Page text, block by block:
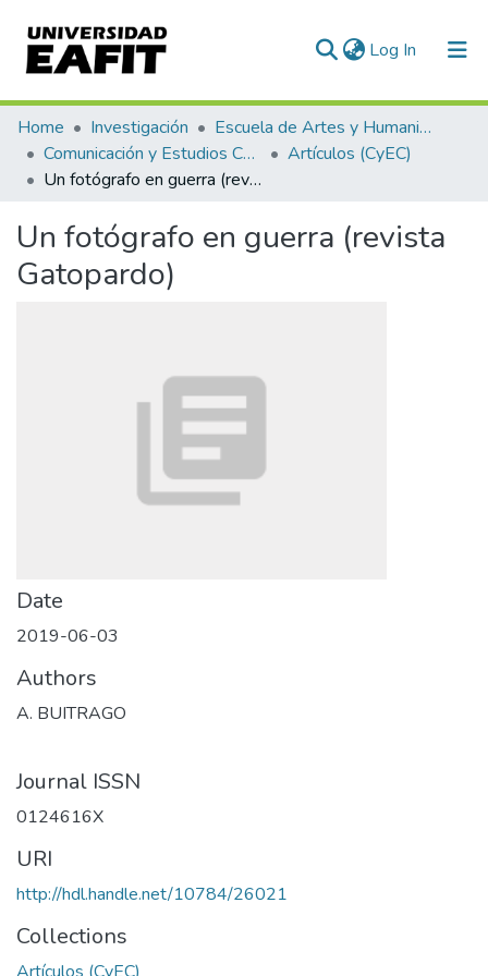
Log In (current)
Communities & Collections
All of DSpace
Home Investigación
Escuela de Artes y Humanidades
Comunicación y Estudios Culturales
Artículos (CyEC)
Un fotógrafo en guerra (revista Gatopardo)
Un fotógrafo en guerra (revista
Gatopardo)
Date
2019-06-03
Authors
A. BUITRAGO
Journal ISSN
0124616X
URI
http://hdl.handle.net/10784/26021
Collections